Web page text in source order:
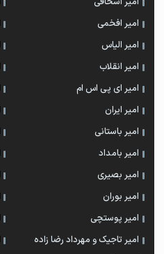
امیر افخمی
امیر الیاس
امیر انقلاب
امیر ای پی اس ام
امیر ایران
امیر باستانی
امیر بامداد
امیر بصیری
امیر بوران
امیر پوستچی
امیر تاجیک و مهرداد رضا زاده